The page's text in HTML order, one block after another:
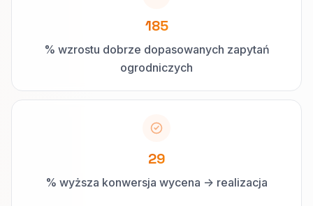
185
% wzrostu dobrze dopasowanych zapytań
ogrodniczych
29
% wyższa konwersja wycena -> realizacja